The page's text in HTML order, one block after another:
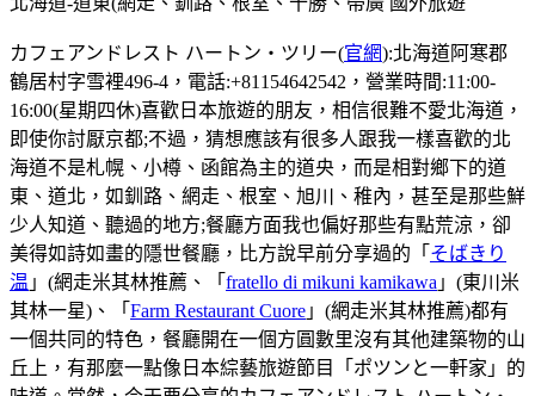
カフェアンドレスト ハートン・ツリー(官網):北海道阿寒郡
鶴居村字雪裡496-4，電話:+81154642542，營業時間:11:00-
16:00(星期四休)喜歡日本旅遊的朋友，相信很難不愛北海道，
即使你討厭京都;不過，猜想應該有很多人跟我一樣喜歡的北
海道不是札幌、小樽、函館為主的道央，而是相對鄉下的道
東、道北，如釧路、網走、根室、旭川、稚內，甚至是那些鮮
少人知道、聽過的地方;餐廳方面我也偏好那些有點荒涼，卻
美得如詩如畫的隱世餐廳，比方說早前分享過的「 そばきり
温 」(網走米其林推薦、「 fratello di mikuni kamikawa 」(東川米
其林一星)、「 Farm Restaurant Cuore 」(網走米其林推薦)都有
一個共同的特色，餐廳開在一個方圓數里沒有其他建築物的山
丘上，有那麼一點像日本綜藝旅遊節目「ポツンと一軒家」的